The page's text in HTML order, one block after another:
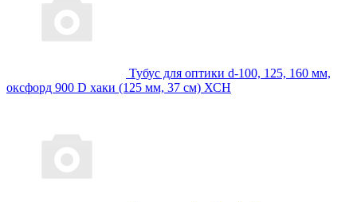
Тубус для оптики d-100, 125, 160 мм,
оксфорд 900 D хаки (125 мм, 37 см) ХСН